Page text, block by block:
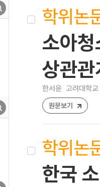
학위논
소아
상관
한서윤 고려대학
원문보기
학위논
한국